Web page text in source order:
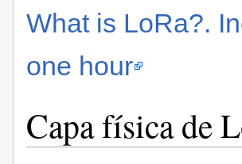
What is LoRa?.
one hour
Capa física de